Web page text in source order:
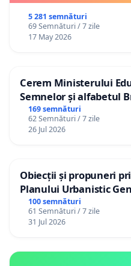
5 281 semnături
69 Semnături / 7 zile
17 May 2026
Cerem Ministerului
Semnelor și alfabetul
Republica Moldova!
169 semnături
62 Semnături / 7 zile
26 Jul 2026
Obiecții și propuneri
Planului Urbanistic
100 semnături
61 Semnături / 7 zile
31 Jul 2026